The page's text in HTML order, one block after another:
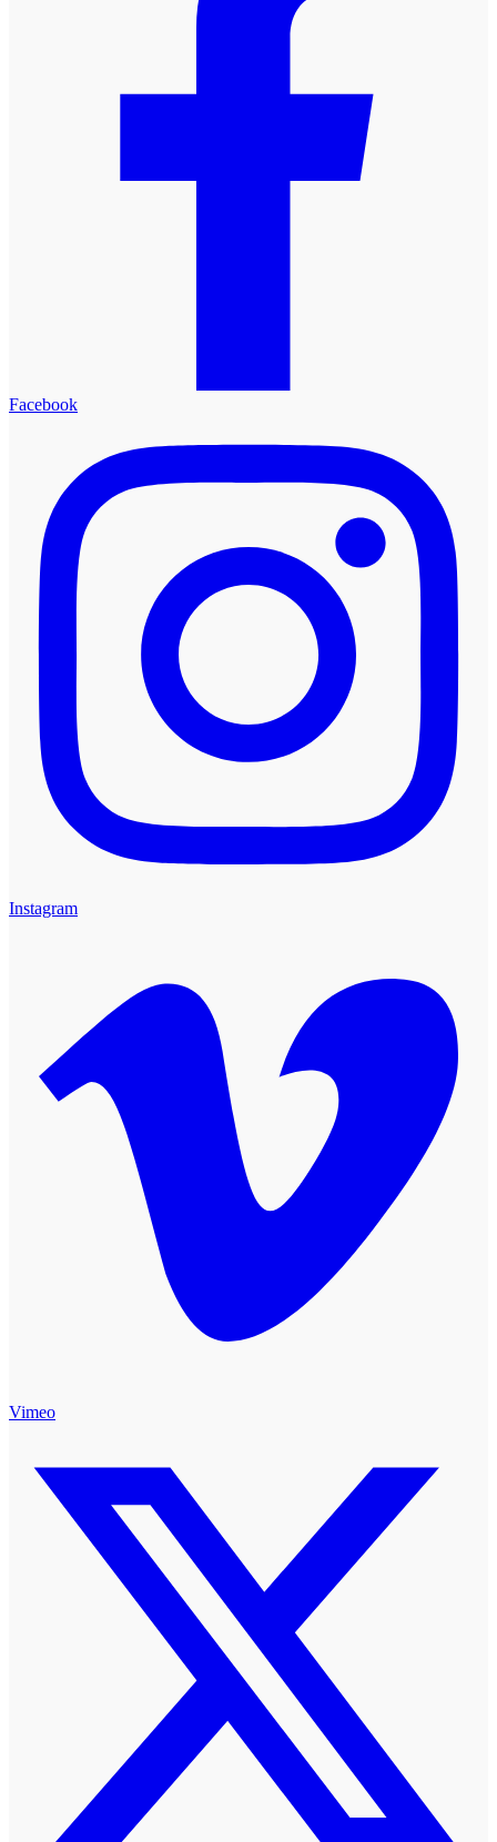
Facebook
Instagram
Vimeo